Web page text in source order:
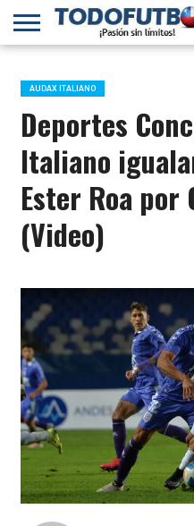
PRIMERA
B
SELECCIÓN
CHILENA
CHILENOS
EN EL
MUNDO
FÚTBOL
INTERNACIONAL
AUDAX ITALIANO
Deportes
Italiano
Ester Roa por
(Video)